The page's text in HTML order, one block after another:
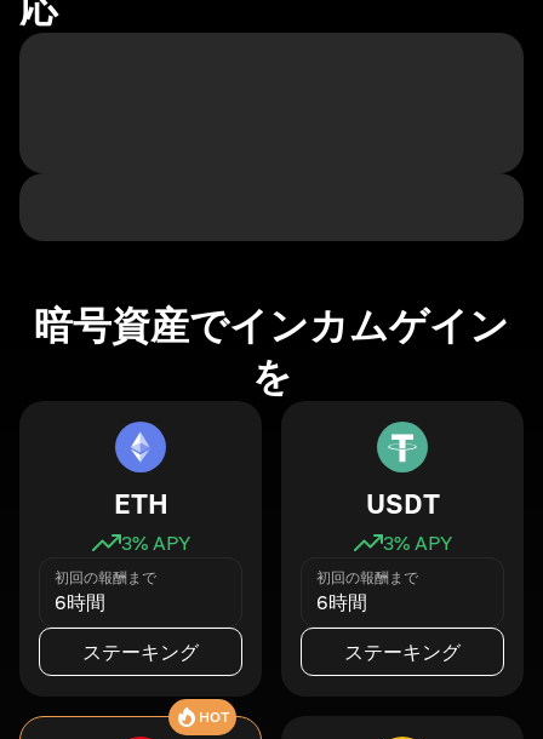
暗号資産でインカムゲイン
を
ETH
3% APY
初回の報酬まで
6時間
ステーキング
USDT
3% APY
初回の報酬まで
6時間
ステーキング
HOT